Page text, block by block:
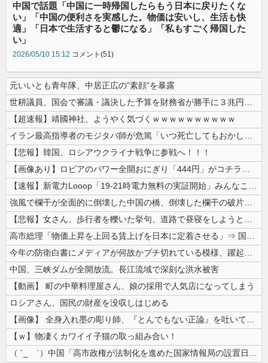
中国で話題「中国に一時帰国したらもう日本に戻りたくな
い」「中国の便利さを実感した。物価は安いし、生活も快
適」「日本で生活すると鬱になる」「私もすごく帰国した
い」
2026/05/10 15:12 コメント(51)
元いいとも青年隊、中居正広の”素顔”を暴露
世耕議員、国会で審議・議決した予算を財務省が勝手に３兆円動かしていると...
【超速報】靖國神社、ようやく気づくｗｗｗｗｗｗｗｗｗｗ
イラン最高指導者のモジタバ師が危篤「いつ死亡してもおかしくない」…イラ...
【悲報】韓国、ロシアウクライナ戦争に参戦へ！！！
【画像あり】ロピアのパワー全開おにぎり「444円」がコチラｗｗｗｗｗ
【速報】新電力Looop「19-21時電力無料の実証開始」みんなこれに...
強風で欄干が全面的に倒壊した中国の橋、倒壊した欄干の破片を調べると凄ま...
【悲報】女さん、歩行者を轢いた挙句、道路で昼寝をしようとしてしまう
高市総理「物価上昇を上回る賃上げを日本に定着させる」⇒ 国家公務員月...
今年の防衛白書にメディアが何故かブチ切れている模様、躍起になって批判す...
中国、三峡ダムが全開放流。長江流域で深刻な洪水被害
【動画】 町の中華料理屋さん、娘の採用で人気店になってしまう
ロシアさん、国民の財産を没収しはじめる
【画像】 全身入れ墨の彫り師、『とんでもない正論』を吐いて30万再生さ...
【ｗ】物凄くカワイイ子猫の取っ組み合い！
（ ´_ゝ`）中国「高市政権が法制化を進めた国家情報局の設置日が7月3...